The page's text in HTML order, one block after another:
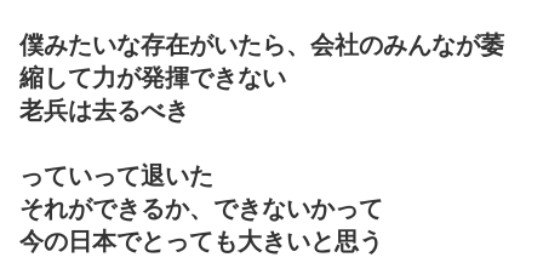
僕みたいな存在がいたら、会社のみんなが萎
縮して力が発揮できない
老兵は去るべき
っていって退いた
それができるか、できないかって
今の日本でとっても大きいと思う